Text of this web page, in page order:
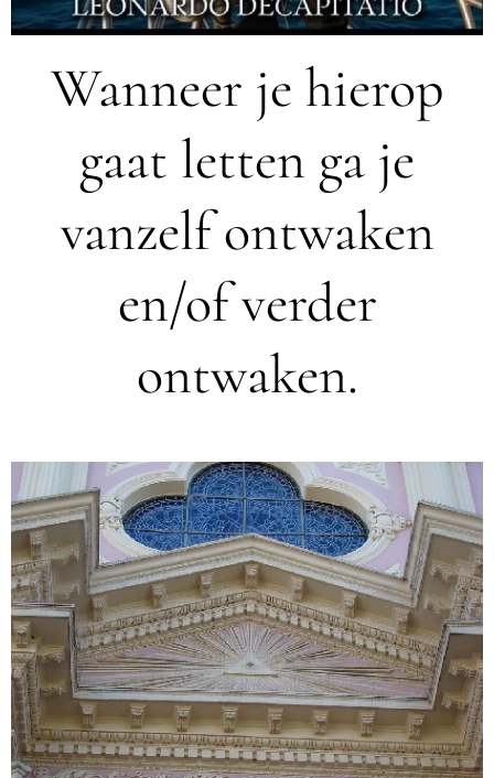
Wanneer je hierop
gaat letten ga je
vanzelf ontwaken
en/of verder
ontwaken.